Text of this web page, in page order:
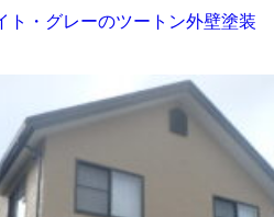
ト・グレーのツートン外壁塗装